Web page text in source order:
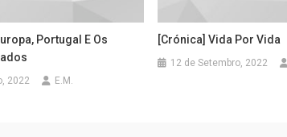
Portugal E Os
2022 E.M.
[Crónica] Vida Por Vida
12 de Setembro, 2022